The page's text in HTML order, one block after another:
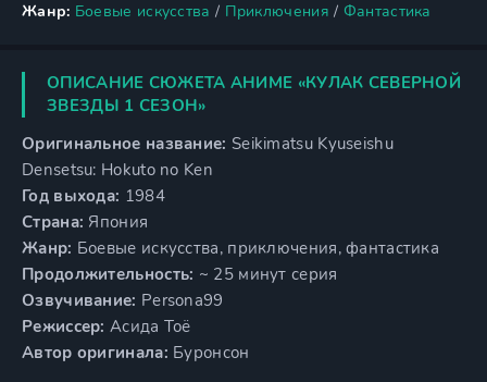
Жанр: Боевые искусства / Приключения / Фантастика
ОПИСАНИЕ СЮЖЕТА АНИМЕ «КУЛАК СЕВЕРНОЙ
ЗВЕЗДЫ 1 СЕЗОН»
Оригинальное название: Seikimatsu Kyuseishu
Densetsu: Hokuto no Ken
Год выхода: 1984
Страна: Япония
Жанр: Боевые искусства, приключения, фантастика
Продолжительность: ~ 25 минут серия
Озвучивание: Persona99
Режиссер: Асида Тоё
Автор оригинала: Буронсон